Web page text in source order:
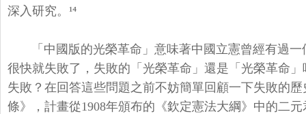
深入研究。¹⁴
「中國版的光榮革命」意味著中國立憲曾經有過
很快就失敗了，失敗的「光榮革命」 還是「光榮革命
失敗？ 在回答這些問題之前不妨簡單回顧一下失敗的
條》，計畫從1908年頒布的《欽定憲法大綱》中的二